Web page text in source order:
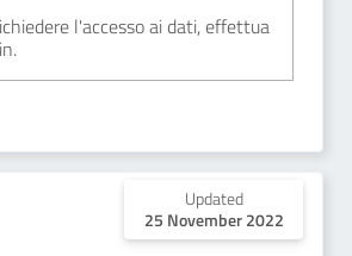
l'accesso ai dati, effettua
Updated
25 November 2022